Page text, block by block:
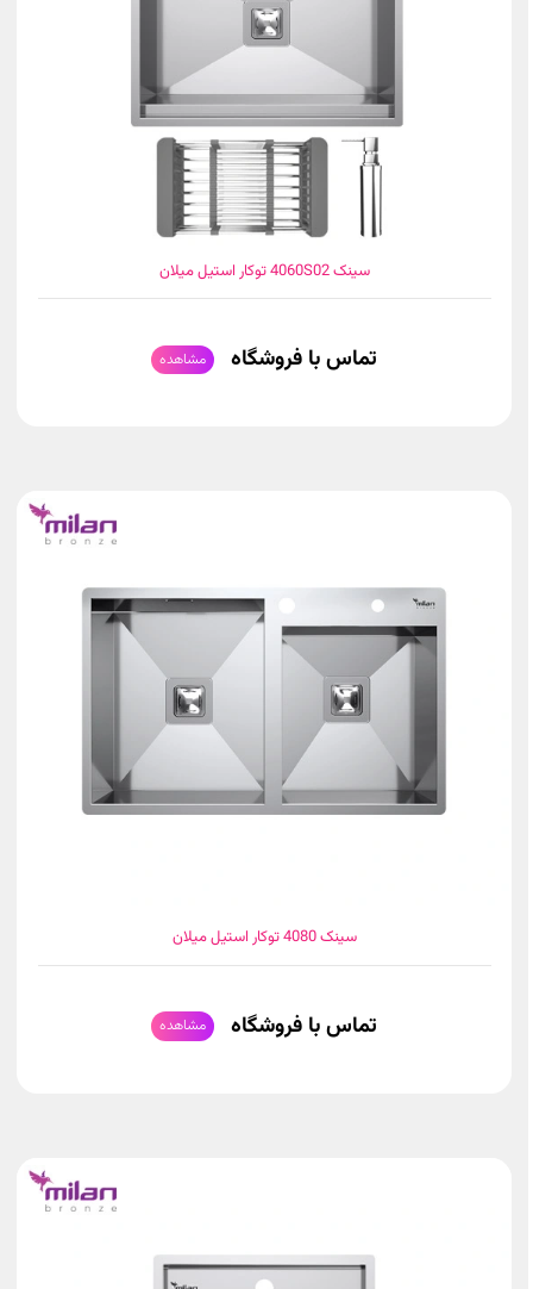
سینک 4060S02 توکار استیل میلان
تماس با فروشگاه مشاهده
سینک 4080 توکار استیل میلان
تماس با فروشگاه مشاهده